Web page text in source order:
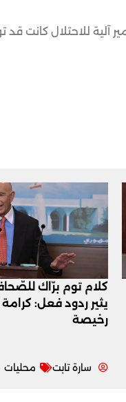
آلية للاحتلال كانت قد
كلام توم برّاك
يثير ردود فعل:
رخيصة
سارة تابت محليات